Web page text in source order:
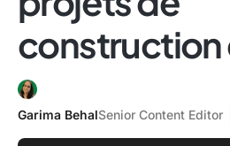
construction
Garima BehalSenior Content Editor